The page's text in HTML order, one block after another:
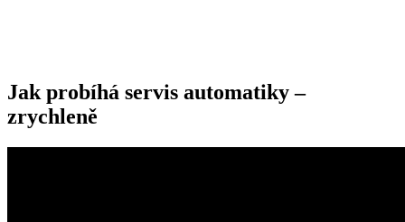
Jak probíhá servis automatiky –
zrychleně